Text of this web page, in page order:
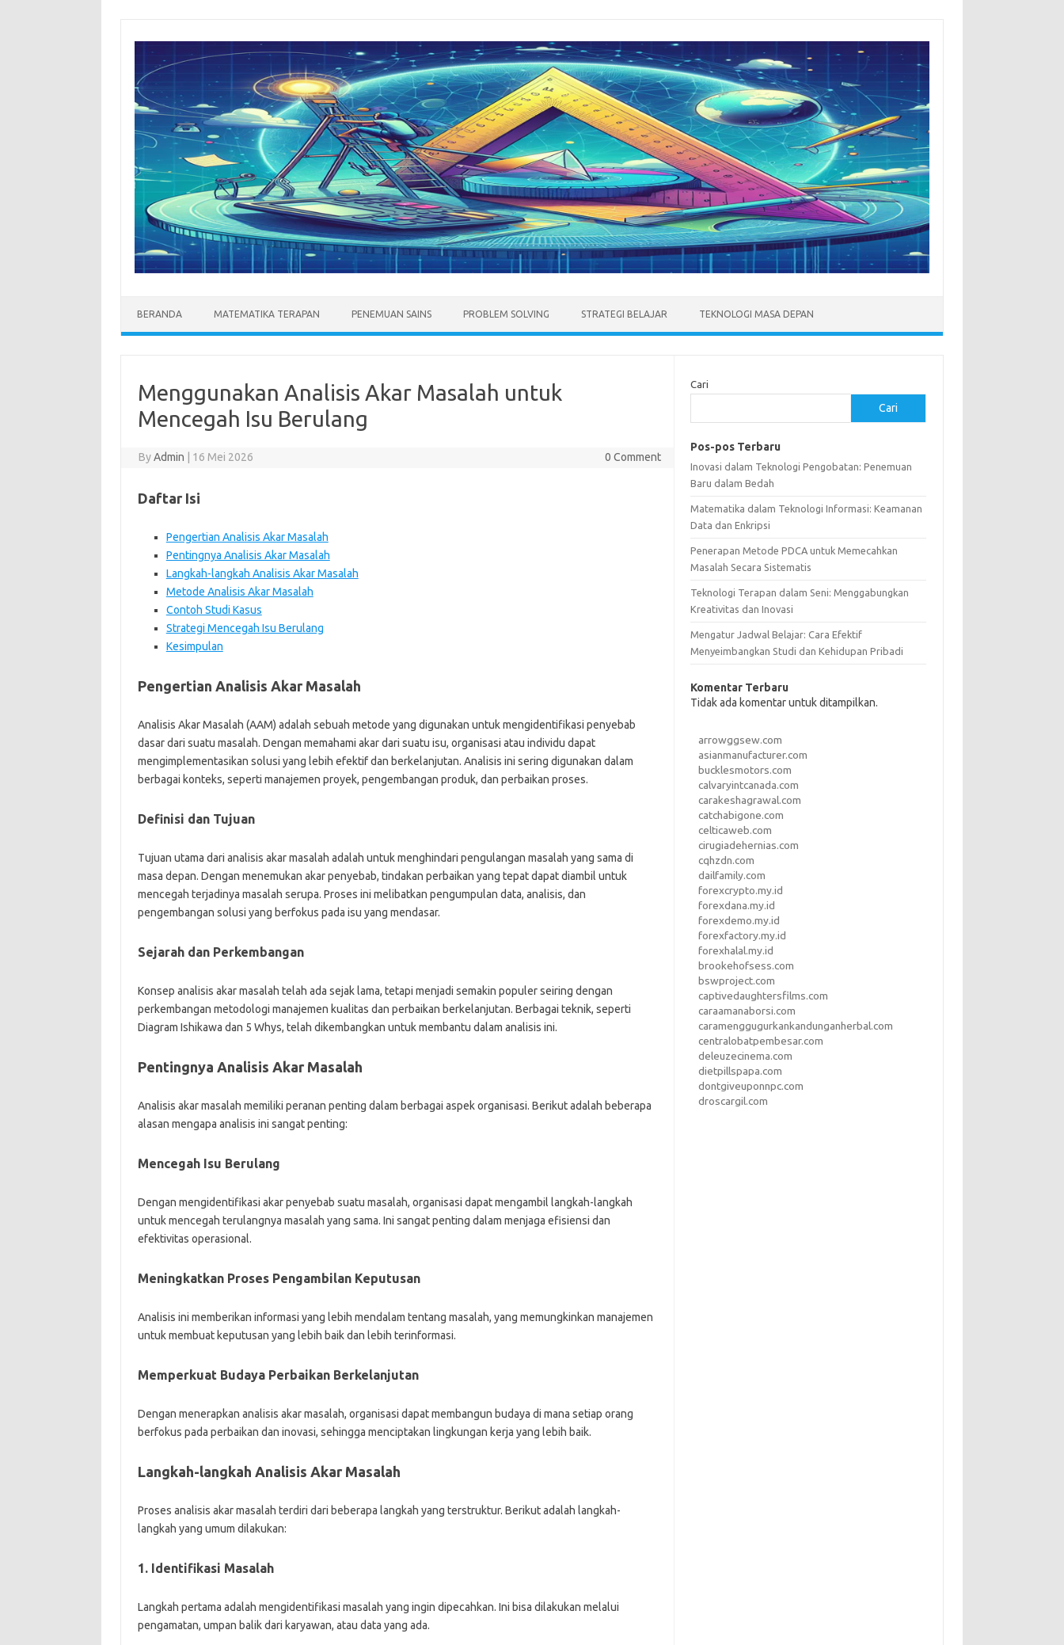
BERANDA MATEMATIKA TERAPAN PENEMUAN SAINS PROBLEM SOLVING STRATEGI BELAJAR TEKNOLOGI MASA DEPAN
Menggunakan Analisis Akar Masalah untuk
Mencegah Isu Berulang
ByAdmin 16 Mei 2026 0 Comment
Daftar Isi
Pengertian Analisis Akar Masalah
Pentingnya Analisis Akar Masalah
Langkah-langkah Analisis Akar Masalah
Metode Analisis Akar Masalah
Contoh Studi Kasus
Strategi Mencegah Isu Berulang
Kesimpulan
Pengertian Analisis Akar Masalah
Analisis Akar Masalah (AAM) adalah sebuah metode yang digunakan untuk mengidentifikasi penyebab
dasar dari suatu masalah. Dengan memahami akar dari suatu isu, organisasi atau individu dapat
mengimplementasikan solusi yang lebih efektif dan berkelanjutan. Analisis ini sering digunakan dalam
berbagai konteks, seperti manajemen proyek, pengembangan produk, dan perbaikan proses.
Definisi dan Tujuan
Tujuan utama dari analisis akar masalah adalah untuk menghindari pengulangan masalah yang sama di
masa depan. Dengan menemukan akar penyebab, tindakan perbaikan yang tepat dapat diambil untuk
mencegah terjadinya masalah serupa. Proses ini melibatkan pengumpulan data, analisis, dan
pengembangan solusi yang berfokus pada isu yang mendasar.
Sejarah dan Perkembangan
Konsep analisis akar masalah telah ada sejak lama, tetapi menjadi semakin populer seiring dengan
perkembangan metodologi manajemen kualitas dan perbaikan berkelanjutan. Berbagai teknik, seperti
Diagram Ishikawa dan 5 Whys, telah dikembangkan untuk membantu dalam analisis ini.
Pentingnya Analisis Akar Masalah
Analisis akar masalah memiliki peranan penting dalam berbagai aspek organisasi. Berikut adalah beberapa
alasan mengapa analisis ini sangat penting:
Mencegah Isu Berulang
Dengan mengidentifikasi akar penyebab suatu masalah, organisasi dapat mengambil langkah-langkah
untuk mencegah terulangnya masalah yang sama. Ini sangat penting dalam menjaga efisiensi dan
efektivitas operasional.
Meningkatkan Proses Pengambilan Keputusan
Analisis ini memberikan informasi yang lebih mendalam tentang masalah, yang memungkinkan manajemen
untuk membuat keputusan yang lebih baik dan lebih terinformasi.
Memperkuat Budaya Perbaikan Berkelanjutan
Dengan menerapkan analisis akar masalah, organisasi dapat membangun budaya di mana setiap orang
berfokus pada perbaikan dan inovasi, sehingga menciptakan lingkungan kerja yang lebih baik.
Langkah-langkah Analisis Akar Masalah
Proses analisis akar masalah terdiri dari beberapa langkah yang terstruktur. Berikut adalah langkah-
langkah yang umum dilakukan:
1. Identifikasi Masalah
Langkah pertama adalah mengidentifikasi masalah yang ingin dipecahkan. Ini bisa dilakukan melalui
pengamatan, umpan balik dari karyawan, atau data yang ada.
Cari
Cari
Pos-pos Terbaru
Inovasi dalam Teknologi Pengobatan: Penemuan
Baru dalam Bedah
Matematika dalam Teknologi Informasi: Keamanan
Data dan Enkripsi
Penerapan Metode PDCA untuk Memecahkan
Masalah Secara Sistematis
Teknologi Terapan dalam Seni: Menggabungkan
Kreativitas dan Inovasi
Mengatur Jadwal Belajar: Cara Efektif
Menyeimbangkan Studi dan Kehidupan Pribadi
Komentar Terbaru
Tidak ada komentar untuk ditampilkan.
arrowggsew.com
asianmanufacturer.com
bucklesmotors.com
calvaryintcanada.com
carakeshagrawal.com
catchabigone.com
celticaweb.com
cirugiadehernias.com
cqhzdn.com
dailfamily.com
forexcrypto.my.id
forexdana.my.id
forexdemo.my.id
forexfactory.my.id
forexhalal.my.id
brookehofsess.com
bswproject.com
captivedaughtersfilms.com
caraamanaborsi.com
caramenggugurkankandunganherbal.com
centralobatpembesar.com
deleuzecinema.com
dietpillspapa.com
dontgiveuponnpc.com
droscargil.com